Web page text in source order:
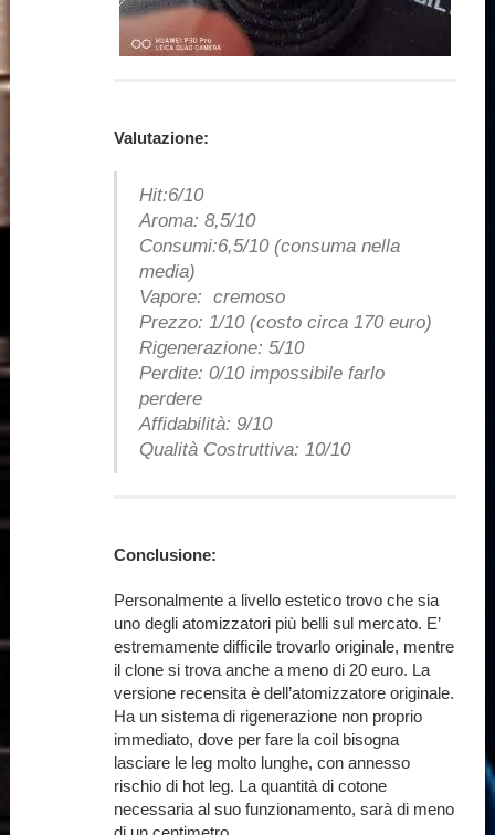
Valutazione:
Hit:6/10
Aroma: 8,5/10
Consumi:6,5/10 (consuma nella
media)
Vapore: cremoso
Prezzo: 1/10 (costo circa 170 euro)
Rigenerazione: 5/10
Perdite: 0/10 impossibile farlo
perdere
Affidabilità: 9/10
Qualità Costruttiva: 10/10
Conclusione:
Personalmente a livello estetico trovo che sia
uno degli atomizzatori più belli sul mercato. E’
estremamente difficile trovarlo originale, mentre
il clone si trova anche a meno di 20 euro. La
versione recensita è dell’atomizzatore originale.
Ha un sistema di rigenerazione non proprio
immediato, dove per fare la coil bisogna
lasciare le leg molto lunghe, con annesso
rischio di hot leg. La quantità di cotone
necessaria al suo funzionamento, sarà di meno